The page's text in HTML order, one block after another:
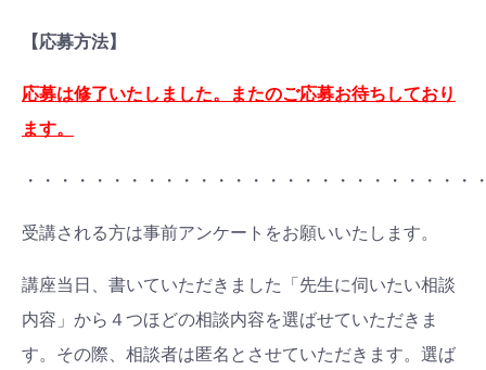
【応募方法】
応募は修了いたしました。またのご応募お待ちしており
ます。
・・・・・・・・・・・・・・・・・・・・・・・・・・
受講される方は事前アンケートをお願いいたします。
講座当日、書いていただきました「先生に伺いたい相談
内容」から４つほどの相談内容を選ばせていただきま
す。その際、相談者は匿名とさせていただきます。選ば